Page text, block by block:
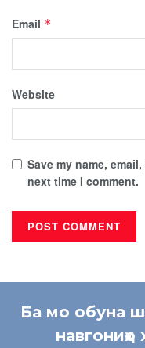
Email *
Website
Save my name,
next time I comment.
Ба мо обуна